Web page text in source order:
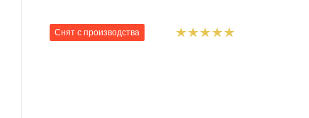
Снят с производства